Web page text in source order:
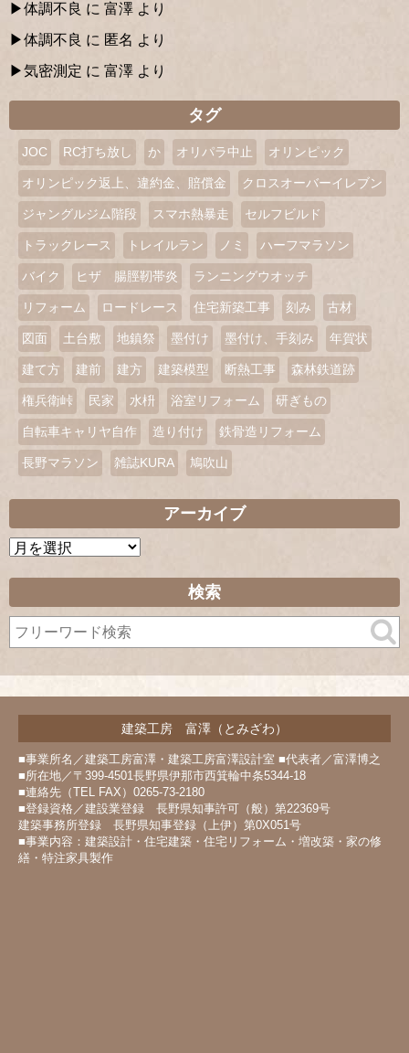
体調不良 に 富澤 より
体調不良 に 匿名 より
気密測定 に 富澤 より
タグ
JOC RC打ち放し か オリパラ中止 オリンピック
オリンピック返上、違約金、賠償金 クロスオーバーイレブン
ジャングルジム階段 スマホ熱暴走 セルフビルド
トラックレース トレイルラン ノミ ハーフマラソン
バイク ヒザ 腸脛靭帯炎 ランニングウオッチ
リフォーム ロードレース 住宅新築工事 刻み 古材
図面 土台敷 地鎮祭 墨付け 墨付け、手刻み 年賀状
建て方 建前 建方 建築模型 断熱工事 森林鉄道跡
権兵衛峠 民家 水枡 浴室リフォーム 研ぎもの
自転車キャリヤ自作 造り付け 鉄骨造リフォーム
長野マラソン 雑誌KURA 鳩吹山
アーカイブ
ア
イ
ブ
検索
建築工房 富澤（とみざわ）
■事業所名／建築工房富澤・建築工房富澤設計室 ■代表者／富澤博之
■所在地／〒399-4501長野県伊那市西箕輪中条5344-18
■連絡先（TEL FAX）0265-73-2180
■登録資格／建設業登録 長野県知事許可（般）第22369号
建築事務所登録 長野県知事登録（上伊）第0X051号
■事業内容：建築設計・住宅建築・住宅リフォーム・増改築・家の修
繕・特注家具製作